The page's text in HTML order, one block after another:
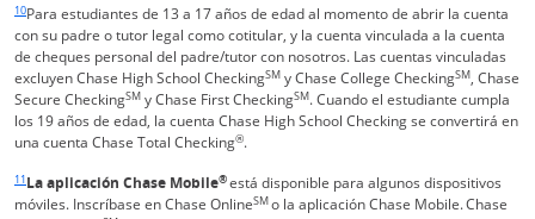
10Para estudiantes de 13 a 17 años de edad al momento de abrir la cuenta
con su padre o tutor legal como cotitular, y la cuenta vinculada a la cuenta
de cheques personal del padre/tutor con nosotros. Las cuentas vinculadas
excluyen Chase High School CheckingSM y Chase College CheckingSM, Chase
Secure CheckingSM y Chase First CheckingSM. Cuando el estudiante cumpla
los 19 años de edad, la cuenta Chase High School Checking se convertirá en
una cuenta Chase Total Checking®.
11La aplicación Chase Mobile®está disponible para algunos dispositivos
móviles. Inscríbase en Chase OnlineSMo la aplicación Chase Mobile. Chase